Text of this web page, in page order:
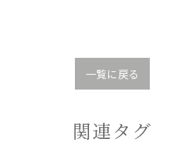
一覧に戻る
関連タグ